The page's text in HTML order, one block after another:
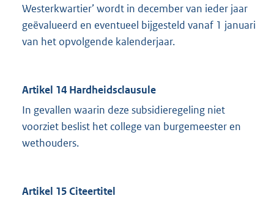
Westerkwartier’ wordt in december van ieder jaar
geëvalueerd en eventueel bijgesteld vanaf 1 januari
van het opvolgende kalenderjaar.
Artikel 14 Hardheidsclausule
In gevallen waarin deze subsidieregeling niet
voorziet beslist het college van burgemeester en
wethouders.
Artikel 15 Citeertitel